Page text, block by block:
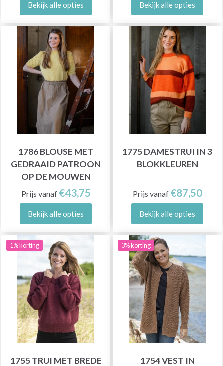
Bekijk alle opties Bekijk alle opties
1786 BLOUSE MET
GEDRAAID PATROON
OP DE MOUWEN
Prijs vanaf €43,75
Bekijk alle opties
1775 DAMESTRUI IN 3
BLOKKLEUREN
Prijs vanaf €87,50
Bekijk alle opties
1% korting
1755 TRUI MET BREDE
3% korting
1754 VEST IN